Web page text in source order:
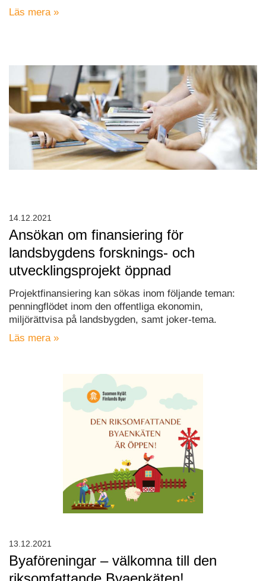
Läs mera »
Ansökan om finansiering för
landsbygdens forsknings- och
utvecklingsprojekt öppnad
Projektfinansiering kan sökas inom följande teman:
penningflödet inom den offentliga ekonomin,
miljörättvisa på landsbygden, samt joker-tema.
Läs mera »
14.12.2021
Byaföreningar – välkomna till den
13.12.2021